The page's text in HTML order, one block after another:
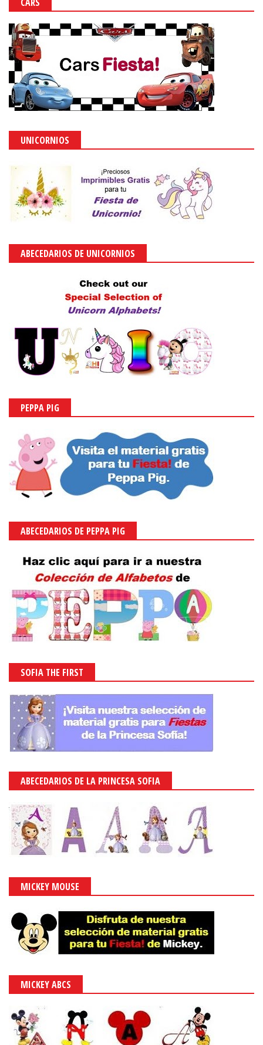
UNICORNIOS
ABECEDARIOS DE UNICORNIOS
PEPPA PIG
ABECEDARIOS DE PEPPA PIG
SOFIA THE FIRST
ABECEDARIOS DE LA PRINCESA SOFIA
MICKEY MOUSE
MICKEY ABCS